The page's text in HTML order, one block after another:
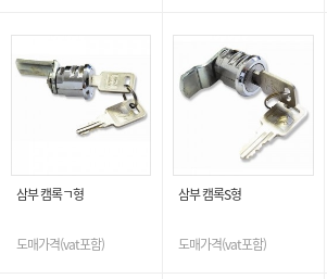
삼부 캠록ㄱ형
도매가격(vat포함)
삼부 캠록S형
도매가격(vat포함)